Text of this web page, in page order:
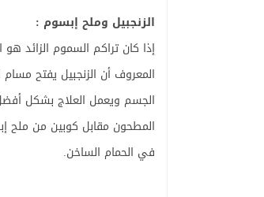
الزنجبيل وملح إبسوم :
إذا كان تراكم السموم الزائد
المعروف أن الزنجبيل يفتح
الجسم ويعمل العلاج بشكل
المطحون مقابل كوبين من ملح
في الحمام الساخن.